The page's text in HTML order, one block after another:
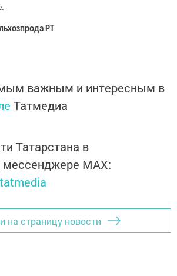
РТ
важным и интересным в
Татмедиа
Татарстана в
мессенджере MАХ:
на страницу новости